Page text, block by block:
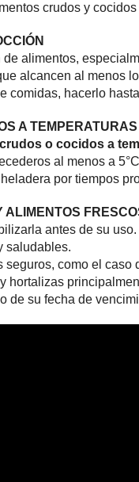
crudos y
alimentos,
alcancen al menos
comidas, hacerlo
A
o cocidos a
al menos a
por tiempos
ALIMENTOS
antes de su uso.
saludables.
seguros, como el caso
hortalizas
de su fecha de